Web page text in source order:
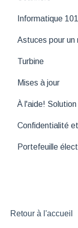
Application
Application
Informatique 101
Astuces pour un
Outils de suivi
API
Turbine
Mises à jour
À l'aide!
Confidentialité
Portefeuille
Retour à l'accueil